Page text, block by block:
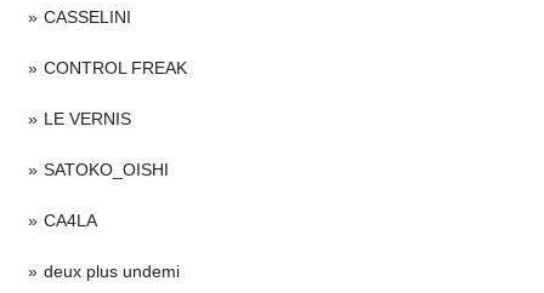
CASSELINI
CONTROL FREAK
LE VERNIS
SATOKO_OISHI
CA4LA
deux plus undemi